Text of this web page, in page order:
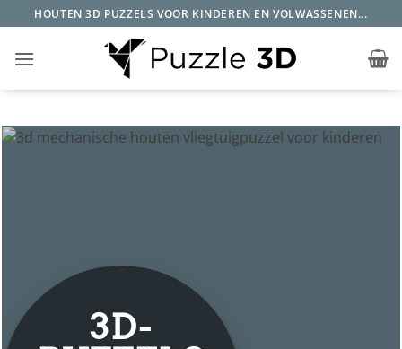
naar
inhoud
HOUTEN 3D PUZZELS VOOR KINDEREN EN VOLWASSENEN...
3D-